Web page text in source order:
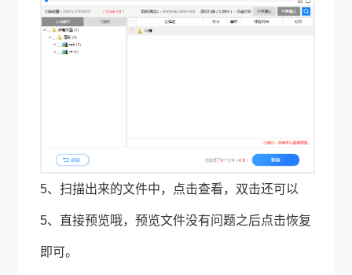
5、扫描出来的文件中，点击查看，双击还可以
5、直接预览哦，预览文件没有问题之后点击恢复
即可。